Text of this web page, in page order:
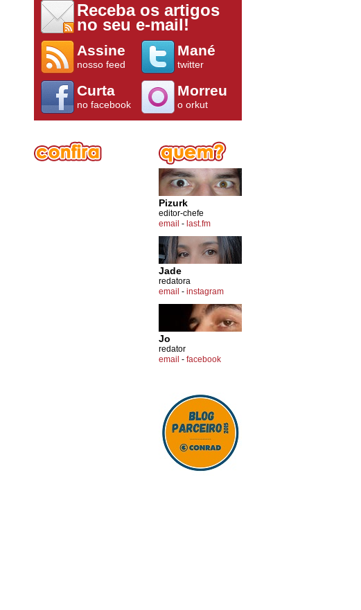
Receba os artigos
no seu e-mail!
Assine
nosso feed
Mané
twitter
Curta
no facebook
Morreu
o orkut
Pizurk
editor-chefe
email - last.fm
Jade
redatora
email - instagram
Jo
redator
email - facebook